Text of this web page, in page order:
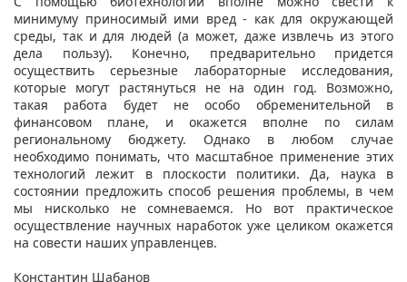
минимуму приносимый ими вред - как для окружающей
среды, так и для людей (а может, даже извлечь из этого
дела пользу). Конечно, предварительно придется
осуществить серьезные лабораторные исследования,
которые могут растянуться не на один год. Возможно,
такая работа будет не особо обременительной в
финансовом плане, и окажется вполне по силам
региональному бюджету. Однако в любом случае
необходимо понимать, что масштабное применение этих
технологий лежит в плоскости политики. Да, наука в
состоянии предложить способ решения проблемы, в чем
мы нисколько не сомневаемся. Но вот практическое
осуществление научных наработок уже целиком окажется
на совести наших управленцев.
Константин Шабанов